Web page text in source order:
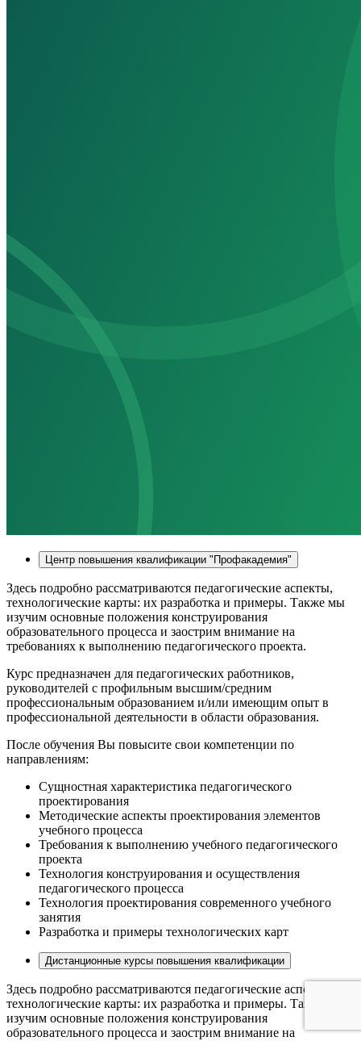
Центр повышения квалификации "Профакадемия"
Здесь подробно рассматриваются педагогические аспекты,
технологические карты: их разработка и примеры. Также мы
изучим основные положения конструирования
образовательного процесса и заострим внимание на
требованиях к выполнению педагогического проекта.
Курс предназначен для педагогических работников,
руководителей с профильным высшим/средним
профессиональным образованием и/или имеющим опыт в
профессиональной деятельности в области образования.
После обучения Вы повысите свои компетенции по
направлениям:
Сущностная характеристика педагогического
проектирования
Методические аспекты проектирования элементов
учебного процесса
Требования к выполнению учебного педагогического
проекта
Технология конструирования и осуществления
педагогического процесса
Технология проектирования современного учебного
занятия
Разработка и примеры технологических карт
Дистанционные курсы повышения квалификации
Здесь подробно рассматриваются педагогические аспекты,
технологические карты: их разработка и примеры. Также мы
изучим основные положения конструирования
образовательного процесса и заострим внимание на